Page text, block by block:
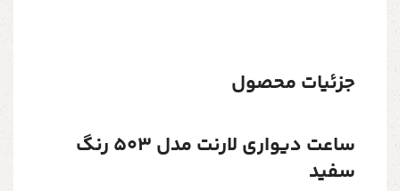
جزئیات محصول
ساعت دیواری لارنت مدل 503 رنگ
سفید